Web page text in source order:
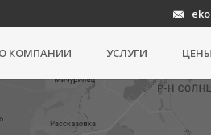
О КОМПАНИИ УСЛУГИ ЦЕНЫ